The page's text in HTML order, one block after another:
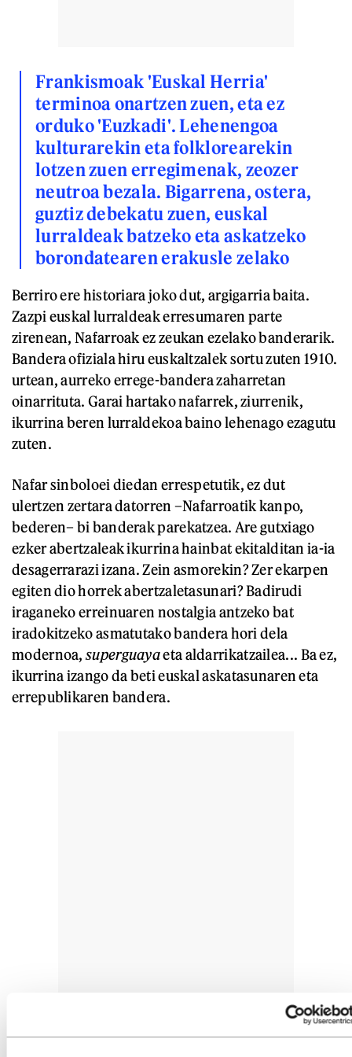
Frankismoak 'Euskal Herria'
terminoa onartzen zuen, eta ez
orduko 'Euzkadi'. Lehenengoa
kulturarekin eta folklorearekin
lotzen zuen erregimenak, zeozer
neutroa bezala. Bigarrena, ostera,
guztiz debekatu zuen, euskal
lurraldeak batzeko eta askatzeko
borondatearen erakusle zelako
Berriro ere historiara joko dut, argigarria baita.
Zazpi euskal lurraldeak erresumaren parte
zirenean, Nafarroak ez zeukan ezelako banderarik.
Bandera ofiziala hiru euskaltzalek sortu zuten 1910.
urtean, aurreko errege-bandera zaharretan
oinarrituta. Garai hartako nafarrek, ziurrenik,
ikurrina beren lurraldekoa baino lehenago ezagutu
zuten.
Nafar sinboloei diedan errespetutik, ez dut
ulertzen zertara datorren –Nafarroatik kanpo,
bederen– bi banderak parekatzea. Are gutxiago
ezker abertzaleak ikurrina hainbat ekitalditan ia-ia
desagerrarazi izana. Zein asmorekin? Zer ekarpen
egiten dio horrek abertzaletasunari? Badirudi
iraganeko erreinuaren nostalgia antzeko bat
iradokitzeko asmatutako bandera hori dela
modernoa,superguayaeta aldarrikatzailea... Ba ez,
ikurrina izango da beti euskal askatasunaren eta
errepublikaren bandera.